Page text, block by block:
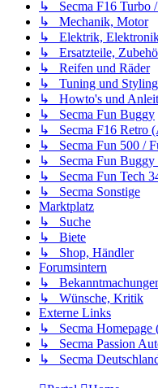
↳ Secma F16 Turbo
↳ Mechanik, Motor
↳ Elektrik,
↳ Ersatzteile,
↳ Reifen und Räder
↳ Tuning und Styling
↳ Howto's und
↳ Secma Fun Buggy
↳ Secma F16 Retro
↳ Secma Fun 500 /
↳ Secma Fun Buggy
↳ Secma Fun Tech
↳ Secma Sonstige
Marktplatz
↳ Suche
↳ Biete
↳ Shop, Händler
Forumsintern
↳
↳ Wünsche, Kritik
Externe Links
↳ Secma Homepage
↳ Secma Passion
↳ Secma